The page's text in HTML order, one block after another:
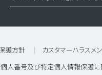
護方針 カスタマーハラスメ
個人番号及び特定個人情報保護